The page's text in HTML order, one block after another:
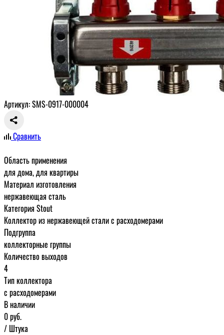
Артикул: SMS-0917-000004
Сравнить
Область применения
для дома, для квартиры
Материал изготовления
нержавеющая сталь
Категория Stout
Коллектор из нержавеющей стали с расходомерами
Подгруппа
коллекторные группы
Количество выходов
4
Тип коллектора
с расходомерами
В наличии
0руб.
/ Штука